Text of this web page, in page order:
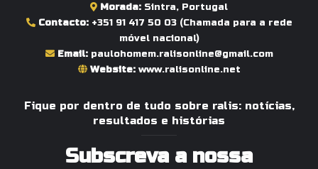
Morada: Sintra, Portugal
Contacto: +351 91 417 50 03(Chamada para a rede
móvel nacional)
Email: paulohomem.ralisonline@gmail.com
Website: www.ralisonline.net
Fique por dentro de tudo sobre ralis: notícias,
resultados e histórias
Subscreva a nossa